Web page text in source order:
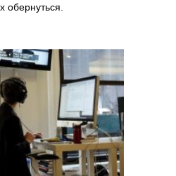
обернуться.